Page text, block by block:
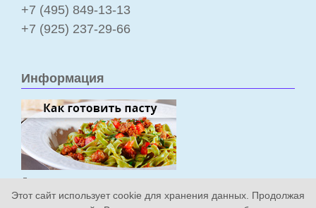
+7 (495) 849-13-13
+7 (925) 237-29-66
Информация
Доставка и оплата
Политика конфиденциальности
Этот сайт использует cookie для хранения данных. Продолжая